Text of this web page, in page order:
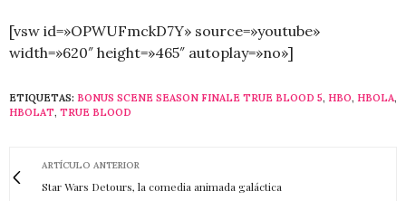
[vsw id=»OPWUFmckD7Y» source=»youtube»
width=»620″ height=»465″ autoplay=»no»]
ETIQUETAS: BONUS SCENE SEASON FINALE TRUE BLOOD 5, HBO, HBOLA,
HBOLAT, TRUE BLOOD
ARTÍCULO ANTERIOR
Star Wars Detours, la comedia animada galáctica